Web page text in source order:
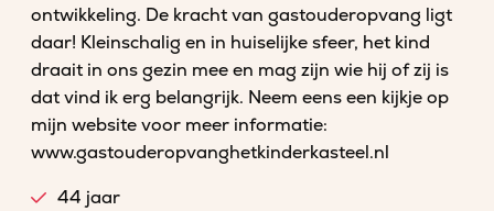
ontwikkeling. De kracht van gastouderopvang ligt
daar! Kleinschalig en in huiselijke sfeer, het kind
draait in ons gezin mee en mag zijn wie hij of zij is
dat vind ik erg belangrijk. Neem eens een kijkje op
mijn website voor meer informatie:
www.gastouderopvanghetkinderkasteel.nl
44 jaar